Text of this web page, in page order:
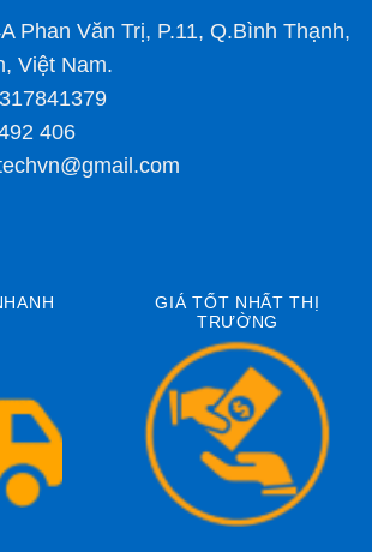
Phan Văn Trị, P.11, Q.Bình Thạnh,
Việt Nam.
406
GIÁ TỐT NHẤT THỊ
TRƯỜNG